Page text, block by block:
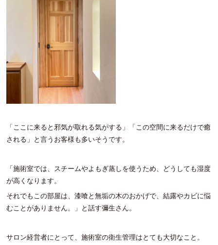
「ここに来ると邪気が取れる気がする」「この空間に来るだけで癒
される」と言うお客様も多いそうです。
「施術室では、スチームやよもぎ蒸しを使うため、どうしても湿度
が高くなります。
それでもこの部屋は、漆喰と無垢の木のおかげで、結露やカビに悩
むことがありません。」と話す彌生さん。
サロン経営者にとって、施術室の衛生管理はとても大切なこと。